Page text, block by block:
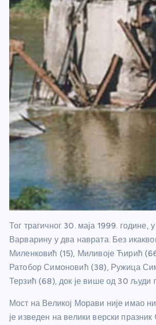
Тог трагичног 30. маја 1999.
Варварину у два наврата. Без
Миленковић (15), Миливоје Ћирић
Ратобор Симоновић (38), Ружица
Терзић (68), док је више од 30 људи
Мост на Великој Морави није имао
је изведен на велики верски